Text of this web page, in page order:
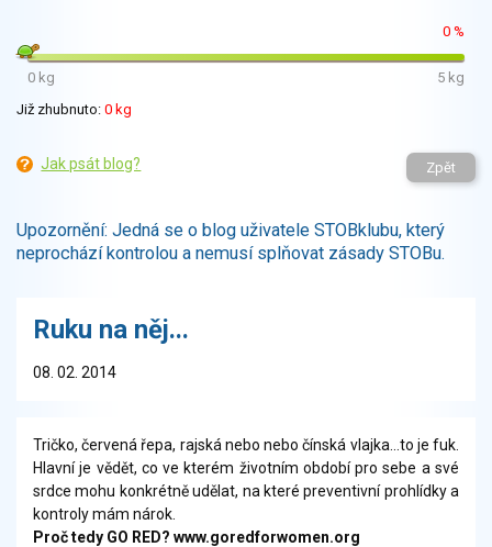
0 %
0 kg
5 kg
Již zhubnuto: 0 kg
Jak psát blog? Zpět
Upozornění: Jedná se o blog uživatele STOBklubu, který
neprochází kontrolou a nemusí splňovat zásady STOBu.
Ruku na něj...
08. 02. 2014
Tričko, červená řepa, rajská nebo nebo čínská vlajka...to je fuk.
Hlavní je vědět, co ve kterém životním období pro sebe a své
srdce mohu konkrétně udělat, na které preventivní prohlídky a
kontroly mám nárok.
Proč tedy GO RED? www.goredforwomen.org